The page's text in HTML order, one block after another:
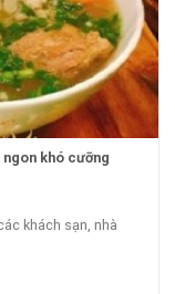
ngon khó cưỡng
khách sạn, nhà